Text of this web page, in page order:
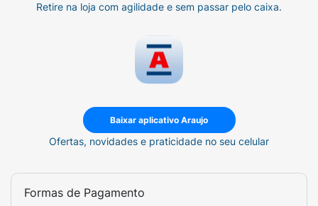
Retire na loja com agilidade e sem passar pelo caixa.
Baixar aplicativo Araujo
Ofertas, novidades e praticidade no seu celular
Formas de Pagamento